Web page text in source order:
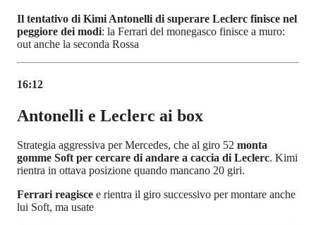
Il tentativo di Kimi Antonelli di superare Leclerc finisce nel
peggiore dei modi: la Ferrari del monegasco finisce a muro:
out anche la seconda Rossa
16:12
Antonelli e Leclerc ai box
Strategia aggressiva per Mercedes, che al giro 52 monta
gomme Soft per cercare di andare a caccia di Leclerc. Kimi
rientra in ottava posizione quando mancano 20 giri.
Ferrari reagisce e rientra il giro successivo per montare anche
lui Soft, ma usate